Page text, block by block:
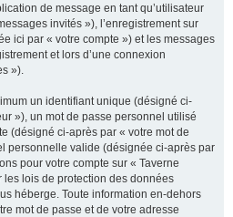
de message en tant qu’utilisateur
invités »), l’enregistrement sur
ici par « votre compte ») et les messages
et lors d’une connexion
»).
un identifiant unique (désigné ci-
»), un mot de passe personnel utilisé
(désigné ci-après par « votre mot de
personnelle valide (désignée ci-après par
pour votre compte sur « Taverne
les lois de protection des données
héberge. Toute information en-dehors
mot de passe et de votre adresse